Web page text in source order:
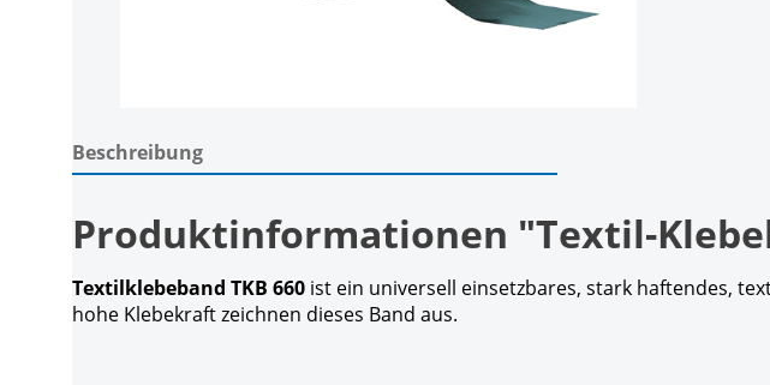
Beschreibung
Produktinformationen "Textil-
Textilklebeband TKB 660 ist ein universell einsetzbares, stark haftendes,
hohe Klebekraft zeichnen dieses Band aus.